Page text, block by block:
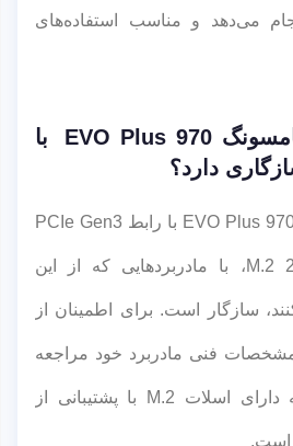
می‌دهد و مناسب استفاده‌های
حافظه SSD سامسونگ 970 EVO Plus با
دارد؟
حافظه SSD سامسونگ 970 EVO Plus با رابط PCIe Gen3
x4 و فرم فاکتور M.2 2280، با مادربردهایی که از این
سازگار است. برای اطمینان از
فنی مادربرد خود مراجعه
کنید و مطمئن شوید که دارای اسلات M.2 با پشتیبانی از